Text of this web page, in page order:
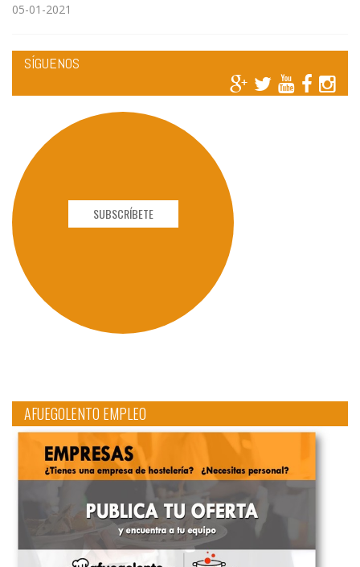
05-01-2021
SÍGUENOS
SUBSCRÍBETE
AFUEGOLENTO EMPLEO